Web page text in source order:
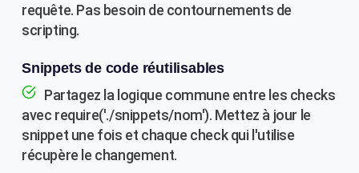
requête. Pas besoin de contournements de
scripting.
Snippets de code réutilisables
Partagez la logique commune entre les checks
avec require('./snippets/nom'). Mettez à jour le
snippet une fois et chaque check qui l'utilise
récupère le changement.